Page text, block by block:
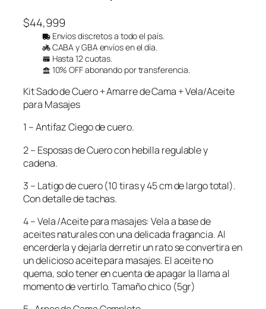
$44,999
Envíos discretos a todo el país.
CABA y GBA envíos en el día.
Hasta 12 cuotas.
10% OFF abonando por transferencia.
Kit Sado de Cuero + Amarre de Cama + Vela/Aceite
para Masajes
1 – Antifaz Ciego de cuero.
2 – Esposas de Cuero con hebilla regulable y
cadena.
3 – Latigo de cuero (10 tiras y 45 cm de largo total).
Con detalle de tachas.
4 – Vela /Aceite para masajes: Vela a base de
aceites naturales con una delicada fragancia. Al
encerderla y dejarla derretir un rato se convertira en
un delicioso aceite para masajes. El aceite no
quema, solo tener en cuenta de apagar la llama al
momento de vertirlo. Tamaño chico (5gr)